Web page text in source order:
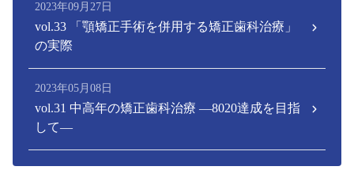
2023年09月27日
vol.33 「顎矯正手術を併用する矯正歯科治療」
の実際
2023年05月08日
vol.31 中高年の矯正歯科治療 ―8020達成を目指
して―